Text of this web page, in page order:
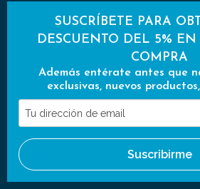
SUSCRÍBETE PARA
DESCUENTO DEL 5% EN
COMPRA
Además entérate antes que
exclusivas, nuevos
Tu
dirección
de
email
Suscribirme